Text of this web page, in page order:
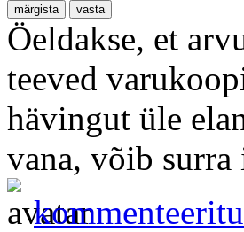
Öeldakse, et
teeved
hävingut üle
vana, võib surra